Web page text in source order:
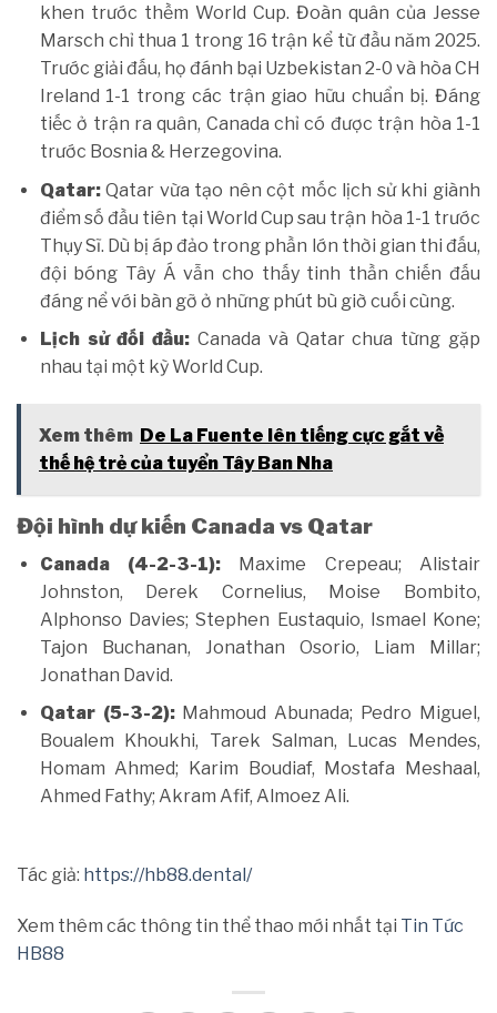
khen trước thềm World Cup. Đoàn quân của Jesse
Marsch chỉ thua 1 trong 16 trận kể từ đầu năm 2025.
Trước giải đấu, họ đánh bại Uzbekistan 2-0 và hòa CH
Ireland 1-1 trong các trận giao hữu chuẩn bị. Đáng
tiếc ở trận ra quân, Canada chỉ có được trận hòa 1-1
trước Bosnia & Herzegovina.
Qatar:Qatar vừa tạo nên cột mốc lịch sử khi giành
điểm số đầu tiên tại World Cup sau trận hòa 1-1 trước
Thụy Sĩ. Dù bị áp đảo trong phần lớn thời gian thi đấu,
đội bóng Tây Á vẫn cho thấy tinh thần chiến đấu
đáng nể với bàn gỡ ở những phút bù giờ cuối cùng.
Lịch sử đối đầu: Canada và Qatar chưa từng gặp
nhau tại một kỳ World Cup.
Xem thêm De La Fuente lên tiếng cực gắt về
thế hệ trẻ của tuyển Tây Ban Nha
Đội hình dự kiến Canada vs Qatar
Canada (4-2-3-1): Maxime Crepeau; Alistair
Johnston, Derek Cornelius, Moise Bombito,
Alphonso Davies; Stephen Eustaquio, Ismael Kone;
Tajon Buchanan, Jonathan Osorio, Liam Millar;
Jonathan David.
Qatar (5-3-2):Mahmoud Abunada; Pedro Miguel,
Boualem Khoukhi, Tarek Salman, Lucas Mendes,
Homam Ahmed; Karim Boudiaf, Mostafa Meshaal,
Ahmed Fathy; Akram Afif, Almoez Ali.
Tác giả: https://hb88.dental/
Xem thêm các thông tin thể thao mới nhất tại Tin Tức
HB88